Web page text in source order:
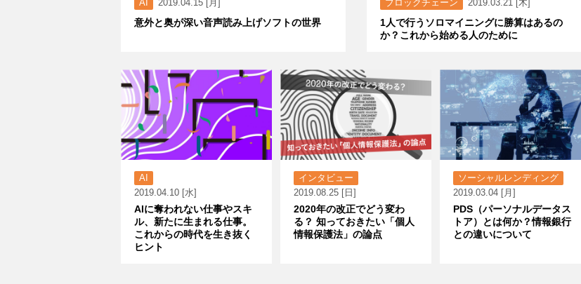
AI 2019.04.15 [月]
意外と奥が深い音声読み上げソフトの世界
ブロックチェーン 2019.03.21 [木]
1人で行うソロマイニングに勝算はあるの
か？これから始める人のために
AI
2019.04.10 [水]
AIに奪われない仕事やスキ
ル、新たに生まれる仕事。
これからの時代を生き抜く
ヒント
インタビュー
2019.08.25 [日]
2020年の改正でどう変わ
る？ 知っておきたい「個人
情報保護法」の論点
ソーシャルレンディング
2019.03.04 [月]
PDS（パーソナルデータス
トア）とは何か？情報銀行
との違いについて